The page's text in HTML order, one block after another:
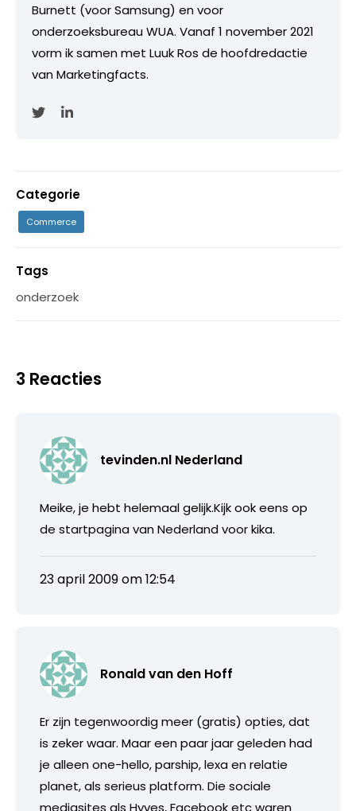
Burnett (voor Samsung) en voor
onderzoeksbureau WUA. Vanaf 1 november 2021
vorm ik samen met Luuk Ros de hoofdredactie
van Marketingfacts.
Categorie
Commerce
Tags
onderzoek
3 Reacties
tevinden.nl Nederland
Meike, je hebt helemaal gelijk.Kijk ook eens op
de startpagina van Nederland voor kika.
23 april 2009 om 12:54
Ronald van den Hoff
Er zijn tegenwoordig meer (gratis) opties, dat
is zeker waar. Maar een paar jaar geleden had
je alleen one-hello, parship, lexa en relatie
planet, als serieus platform. Die sociale
mediasites als Hyves, Facebook etc waren